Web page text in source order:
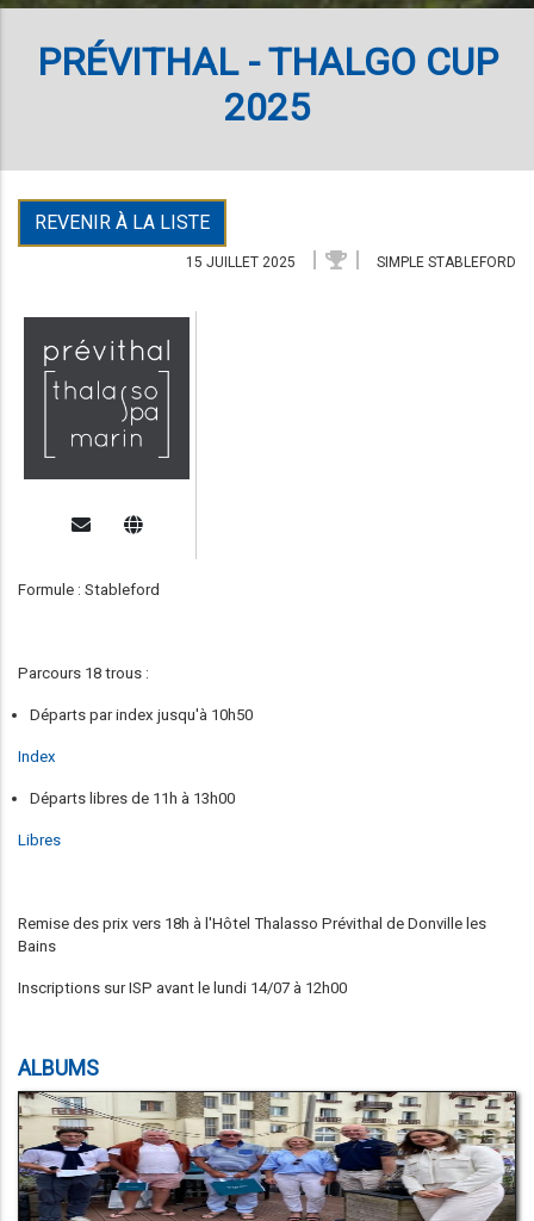
PRÉVITHAL - THALGO CUP
2025
REVENIR À LA LISTE
15 JUILLET 2025 SIMPLE STABLEFORD
Formule : Stableford
Parcours 18 trous :
Départs par index jusqu'à 10h50
Index
Départs libres de 11h à 13h00
Libres
Remise des prix vers 18h à l'Hôtel Thalasso Prévithal de Donville les
Bains
Inscriptions sur ISP avant le lundi 14/07 à 12h00
ALBUMS